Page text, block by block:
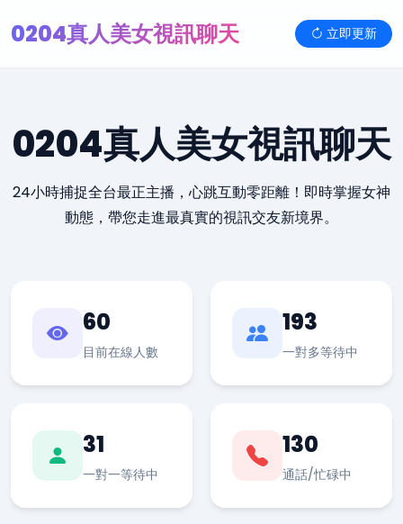
0204真人美女視訊聊天 立即更新
0204真人美女視訊聊天
24小時捕捉全台最正主播，心跳互動零距離！即時掌握女神
動態，帶您走進最真實的視訊交友新境界。
60
目前在線人數
193
一對多等待中
31
一對一等待中
130
通話/忙碌中